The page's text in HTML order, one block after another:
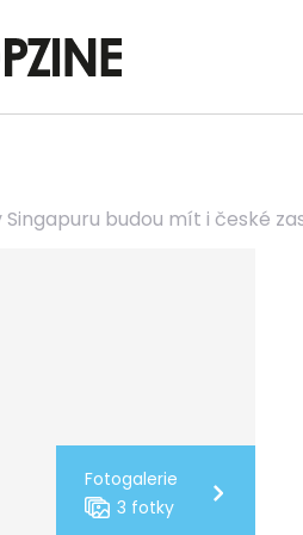
budou mít i české
Fotogalerie
3 fotky